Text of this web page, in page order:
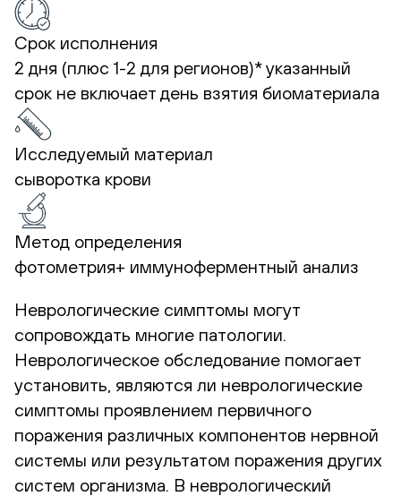
Срок исполнения
2 дня (плюс 1-2 для регионов)*указанный
срок не включает день взятия биоматериала
Исследуемый материал
сыворотка крови
Метод определения
фотометрия+ иммуноферментный анализ
Неврологические симптомы могут
сопровождать многие патологии.
Неврологическое обследование помогает
установить, являются ли неврологические
симптомы проявлением первичного
поражения различных компонентов нервной
системы или результатом поражения других
систем организма. В неврологический